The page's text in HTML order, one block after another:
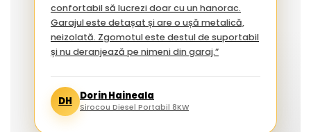
confortabil să lucrezi doar cu un hanorac.
Garajul este detașat și are o ușă metalică,
neizolată. Zgomotul este destul de suportabil
și nu deranjează pe nimeni din garaj.”
DH Dorin Haineala
Sirocou Diesel Portabil 8KW